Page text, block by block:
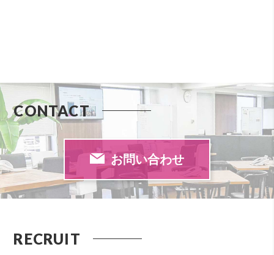
CONTACT
お問い合わせ
RECRUIT